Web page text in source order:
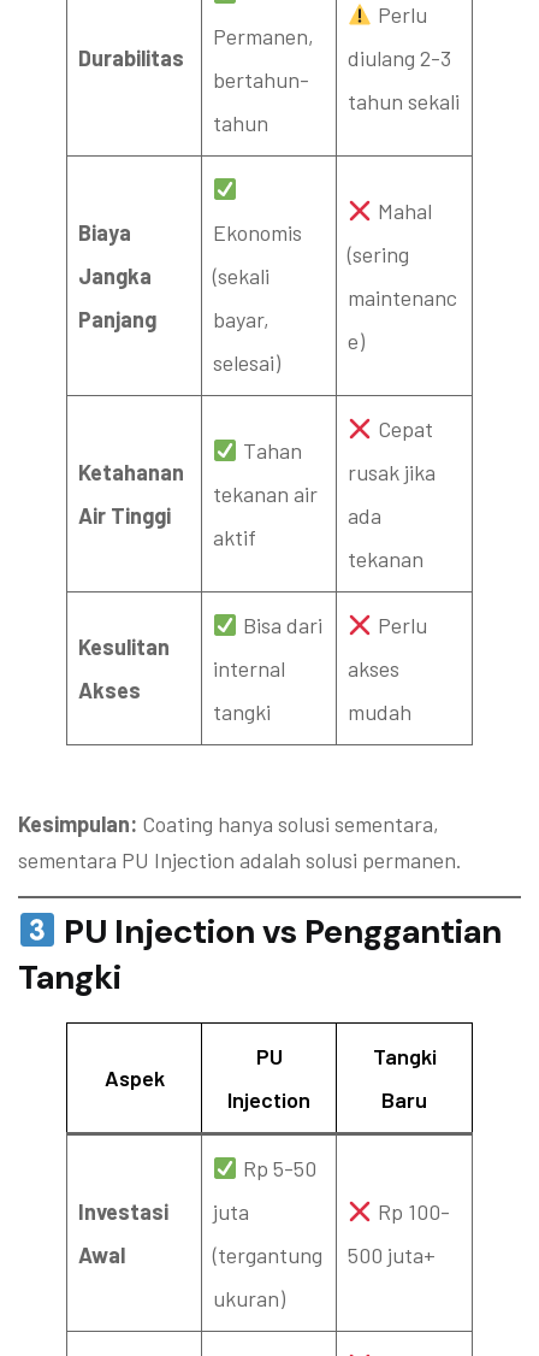
Durabilitas
Permanen,
bertahun-
tahun
Perlu
diulang 2-3
tahun sekali
Biaya
Jangka
Panjang
Ekonomis
(sekali
bayar,
selesai)
Mahal
(sering
maintenanc
e)
Ketahanan
Air Tinggi
Tahan
tekanan air
aktif
Cepat
rusak jika
ada
tekanan
Kesulitan
Akses
Bisa dari
internal
tangki
Perlu
akses
mudah
Kesimpulan: Coating hanya solusi sementara,
sementara PU Injection adalah solusi permanen.
PU Injection vs Penggantian
Tangki
Aspek
PU
Injection
Tangki
Baru
Investasi
Awal
Rp 5-50
juta
(tergantung
ukuran)
Rp 100-
500 juta+